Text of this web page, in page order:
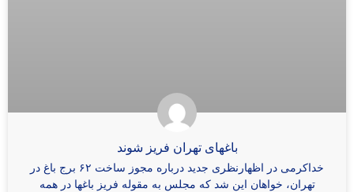
باغهای تهران فریز شوند
خداکرمی در اظهارنظری جدید درباره مجوز ساخت ۶۲ برج‌ باغ در
تهران، خواهان این شد که مجلس به مقوله فریز باغها در همه